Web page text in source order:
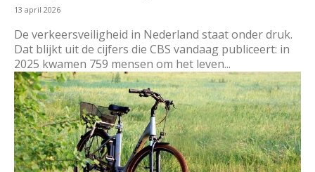
13 april 2026
De verkeersveiligheid in Nederland staat onder druk.
Dat blijkt uit de cijfers die CBS vandaag publiceert: in
2025 kwamen 759 mensen om het leven...